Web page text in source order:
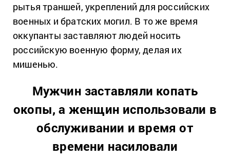
рытья траншей, укреплений для российских
военных и братских могил. В то же время
оккупанты заставляют людей носить
российскую военную форму, делая их
мишенью.
Мужчин заставляли копать
окопы, а женщин использовали в
обслуживании и время от
времени насиловали